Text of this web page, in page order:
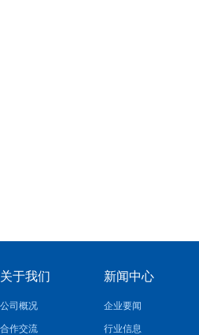
关于我们
公司概况
合作交流
新闻中心
企业要闻
行业信息